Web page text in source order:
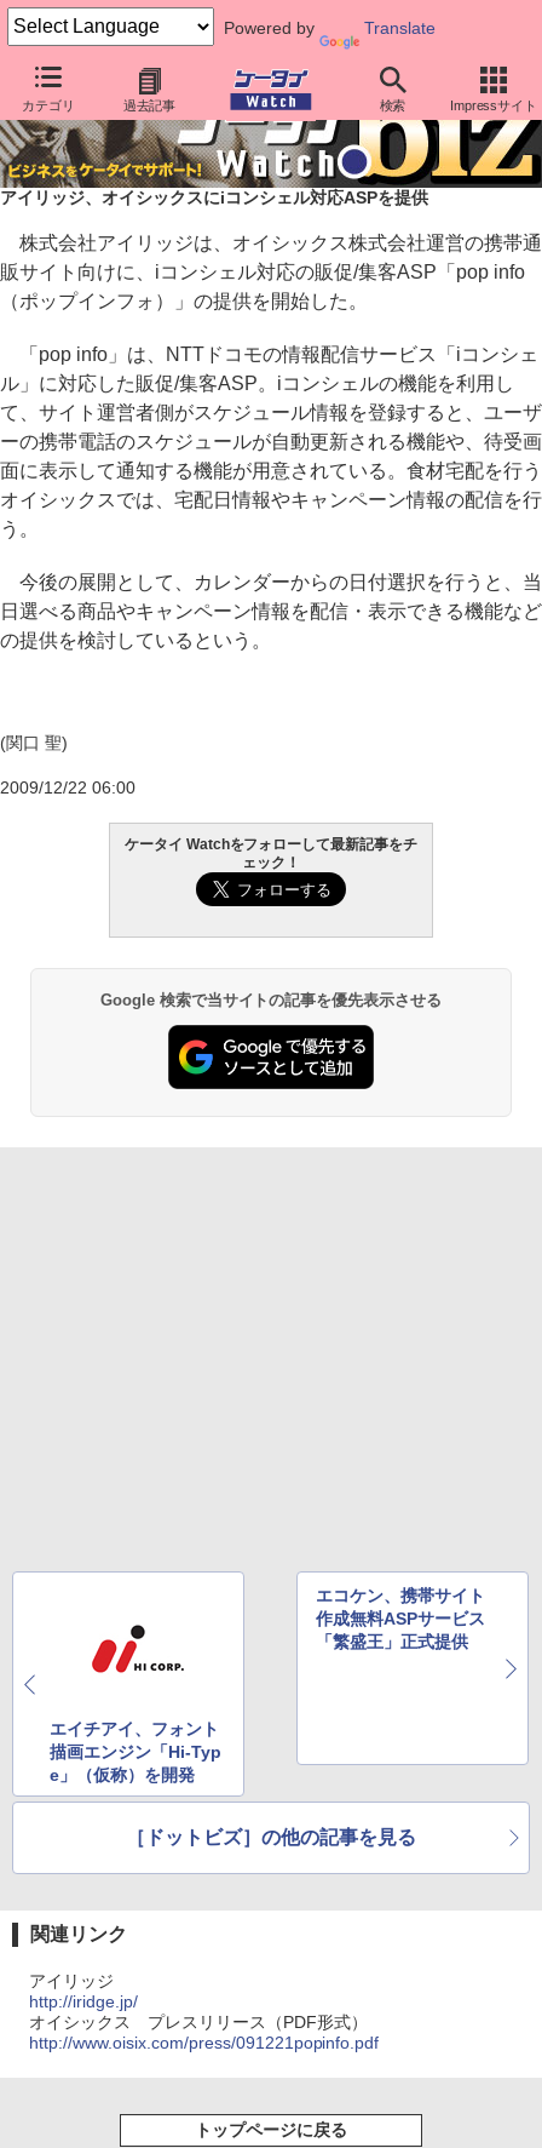
Powered by Translate
カテゴリ 過去記事 検索 Impressサイト
アイリッジ、オイシックスにiコンシェル対応ASPを提供
株式会社アイリッジは、オイシックス株式会社運営の携帯通
販サイト向けに、iコンシェル対応の販促/集客ASP「pop info
（ポップインフォ）」の提供を開始した。
「pop info」は、NTTドコモの情報配信サービス「iコンシェ
ル」に対応した販促/集客ASP。iコンシェルの機能を利用し
て、サイト運営者側がスケジュール情報を登録すると、ユーザ
ーの携帯電話のスケジュールが自動更新される機能や、待受画
面に表示して通知する機能が用意されている。食材宅配を行う
オイシックスでは、宅配日情報やキャンペーン情報の配信を行
う。
今後の展開として、カレンダーからの日付選択を行うと、当
日選べる商品やキャンペーン情報を配信・表示できる機能など
の提供を検討しているという。
(関口 聖)
2009/12/22 06:00
ケータイ Watchをフォローして最新記事をチ
ェック！
Google 検索で当サイトの記事を優先表示させる
エイチアイ、フォント
描画エンジン「Hi-Typ
e」（仮称）を開発
エコケン、携帯サイト
作成無料ASPサービス
「繁盛王」正式提供
［ドットビズ］の他の記事を見る
関連リンク
アイリッジ
http://iridge.jp/
オイシックス プレスリリース（PDF形式）
http://www.oisix.com/press/091221popinfo.pdf
トップページに戻る